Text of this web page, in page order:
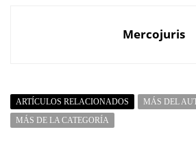
Mercojuris
ARTÍCULOS RELACIONADOS
MÁS DEL
MÁS DE LA CATEGORÍA